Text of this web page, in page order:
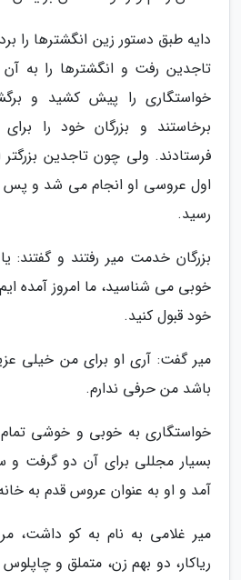
دایه طبق دستور زین انگشترها را
تاجدین رفت و انگشترها را به
خواستگاری را پیش کشید و
برخاستند و بزرگان خود را
فرستادند. ولی چون تاجدین
اول عروسی او انجام می شد و پس
رسید.
بزرگان خدمت میر رفتند و گفتند:
خوبی می شناسید، ما امروز آمده
خود قبول کنید.
میر گفت: آری او برای من خیلی
باشد من حرفی ندارم.
خواستگاری به خوبی و خوشی
بسیار مجللی برای آن دو گرفت و
آمد و او به عنوان عروس قدم به
میر غلامی به نام به کو داشت،
ریاکار، دو بهم زن، متملق و